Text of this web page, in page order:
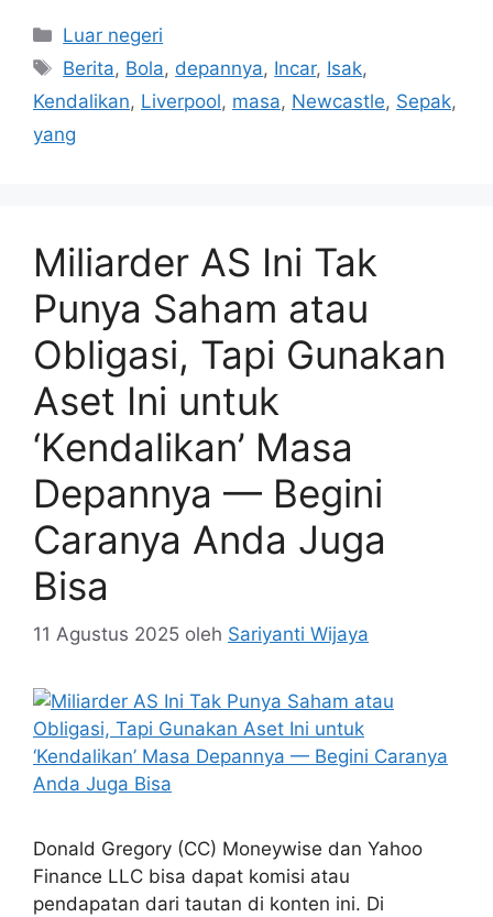
Kategori
Luar negeri
Tag
Berita, Bola, depannya, Incar, Isak,
Kendalikan, Liverpool, masa, Newcastle, Sepak,
yang
Miliarder AS Ini Tak
Punya Saham atau
Obligasi, Tapi Gunakan
Aset Ini untuk
‘Kendalikan’ Masa
Depannya — Begini
Caranya Anda Juga
Bisa
11 Agustus 2025 oleh Sariyanti Wijaya
Donald Gregory (CC) Moneywise dan Yahoo
Finance LLC bisa dapat komisi atau
pendapatan dari tautan di konten ini. Di